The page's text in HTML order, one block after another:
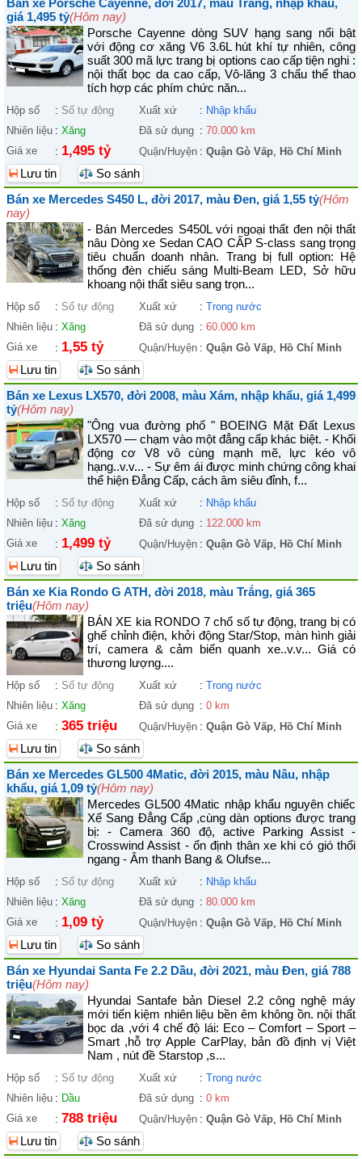
Bán xe Porsche Cayenne, đời 2017, màu Trắng, nhập khẩu,
giá 1,495 tỷ(Hôm nay)
Porsche Cayenne dòng SUV hạng sang nổi bật
với động cơ xăng V6 3.6L hút khí tự nhiên, công
suất 300 mã lực trang bị options cao cấp tiện nghi :
nội thất bọc da cao cấp, Vô-lăng 3 chấu thể thao
tích hợp các phím chức năn...
Hộp số : Số tự động Xuất xứ : Nhập khẩu
Nhiên liệu : Xăng Đã sử dụng : 70.000 km
Giá xe
: 1,495 tỷ Quận/Huyện : Quận Gò Vấp, Hồ Chí Minh
Lưu tin
So sánh
Bán xe Mercedes S450 L, đời 2017, màu Đen, giá 1,55 tỷ(Hôm
nay)
- Bán Mercedes S450L với ngoại thất đen nội thất
nâu Dòng xe Sedan CAO CẤP S-class sang trọng
tiêu chuẩn doanh nhân. Trang bị full option: Hệ
thống đèn chiếu sáng Multi-Beam LED, Sở hữu
khoang nội thất siêu sang trọn...
Hộp số : Số tự động Xuất xứ : Trong nước
Nhiên liệu : Xăng Đã sử dụng : 60.000 km
Giá xe
: 1,55 tỷ Quận/Huyện : Quận Gò Vấp, Hồ Chí Minh
Lưu tin
So sánh
Bán xe Lexus LX570, đời 2008, màu Xám, nhập khẩu, giá 1,499
tỷ(Hôm nay)
"Ông vua đường phố " BOEING Mặt Đất Lexus
LX570 — chạm vào một đẳng cấp khác biệt. - Khối
động cơ V8 vô cùng mạnh mẽ, lực kéo vô
hạng..v.v... - Sự êm ái được minh chứng công khai
thể hiện Đẳng Cấp, cách âm siêu đỉnh, f...
Hộp số : Số tự động Xuất xứ : Nhập khẩu
Nhiên liệu : Xăng Đã sử dụng : 122.000 km
Giá xe
: 1,499 tỷ Quận/Huyện : Quận Gò Vấp, Hồ Chí Minh
Lưu tin
So sánh
Bán xe Kia Rondo G ATH, đời 2018, màu Trắng, giá 365
triệu(Hôm nay)
BÁN XE kia RONDO 7 chổ số tự động, trang bị có
ghế chỉnh điện, khởi động Star/Stop, màn hình giải
trí, camera & cảm biến quanh xe..v.v... Giá có
thương lượng....
Hộp số : Số tự động Xuất xứ : Trong nước
Nhiên liệu : Xăng Đã sử dụng : 0 km
Giá xe
: 365 triệu Quận/Huyện : Quận Gò Vấp, Hồ Chí Minh
Lưu tin
So sánh
Bán xe Mercedes GL500 4Matic, đời 2015, màu Nâu, nhập
khẩu, giá 1,09 tỷ(Hôm nay)
Mercedes GL500 4Matic nhập khẩu nguyên chiếc
Xế Sang Đẳng Cấp ,cùng dàn options được trang
bị: - Camera 360 độ, active Parking Assist -
Crosswind Assist - ổn định thân xe khi có gió thổi
ngang - Âm thanh Bang & Olufse...
Hộp số : Số tự động Xuất xứ : Nhập khẩu
Nhiên liệu : Xăng Đã sử dụng : 80.000 km
Giá xe
: 1,09 tỷ Quận/Huyện : Quận Gò Vấp, Hồ Chí Minh
Lưu tin
So sánh
Bán xe Hyundai Santa Fe 2.2 Dầu, đời 2021, màu Đen, giá 788
triệu(Hôm nay)
Hyundai Santafe bản Diesel 2.2 công nghệ máy
mới tiến kiệm nhiên liệu bền êm không ồn. nội thất
bọc da ,với 4 chế độ lái: Eco – Comfort – Sport –
Smart ,hỗ trợ Apple CarPlay, bản đồ định vị Việt
Nam , nút đề Starstop ,s...
Hộp số : Số tự động Xuất xứ : Trong nước
Nhiên liệu : Dầu Đã sử dụng : 0 km
Giá xe
: 788 triệu Quận/Huyện : Quận Gò Vấp, Hồ Chí Minh
Lưu tin
So sánh